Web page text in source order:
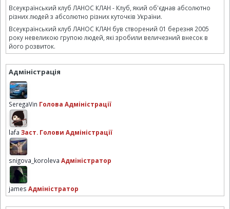
Всеукраїнський клуб ЛАНОС КЛАН - Клуб, який об'єднав абсолютно
різних людей з абсолютно різних куточків України.
Всеукраїнський клуб ЛАНОС КЛАН був створений 01 березня 2005
року невеликою групою людей, які зробили величезний внесок в
його розвиток.
Адміністрація
SeregaVin Голова Адміністрації
lafa Заст. Голови Адміністрації
snigova_koroleva Адміністратор
james Адміністратор